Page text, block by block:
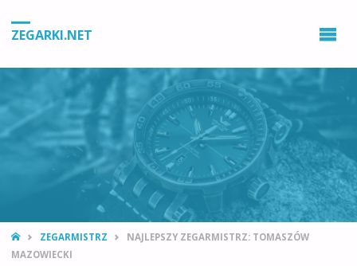
ZEGARKI.NET
STRONA
GŁÓWNA
ZEGARMISTRZ
NAJLEPSZY ZEGARMISTRZ: TOMASZÓW
MAZOWIECKI